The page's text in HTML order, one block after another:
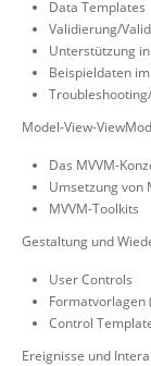
Data Templates
Validierung/
Unterstützung
Beispieldaten
Model-View-
Das MVVM-
Umsetzung von
MVVM-Toolkits
Gestaltung und
User Controls
Formatvorlagen
Control
Ereignisse und